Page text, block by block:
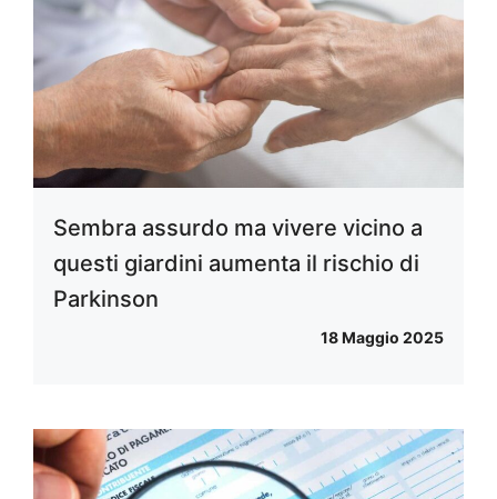
Sembra assurdo ma vivere vicino a
questi giardini aumenta il rischio di
Parkinson
18 Maggio 2025